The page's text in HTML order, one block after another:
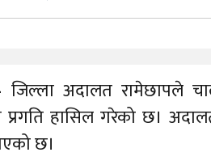
जिल्ला अदालत रामेछापले
हासिल गरेको छ।
छ।